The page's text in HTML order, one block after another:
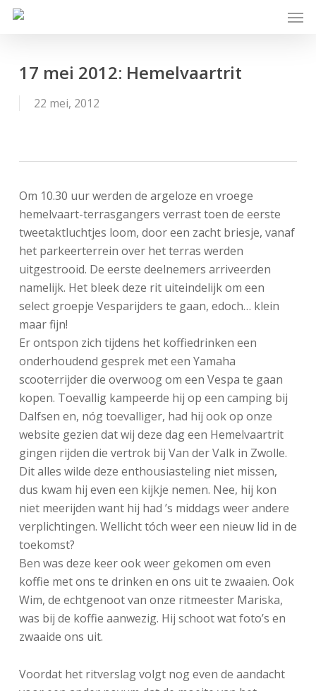
Skip
content17 mei 2012: Hemelvaartrit
22 mei, 2012
Om 10.30 uur werden de argeloze en vroege
hemelvaart-terrasgangers verrast toen de eerste
tweetaktluchtjes loom, door een zacht briesje, vanaf
het parkeerterrein over het terras werden
uitgestrooid. De eerste deelnemers arriveerden
namelijk. Het bleek deze rit uiteindelijk om een
select groepje Vesparijders te gaan, edoch… klein
maar fijn!
Er ontspon zich tijdens het koffiedrinken een
onderhoudend gesprek met een Yamaha
scooterrijder die overwoog om een Vespa te gaan
kopen. Toevallig kampeerde hij op een camping bij
Dalfsen en, nóg toevalliger, had hij ook op onze
website gezien dat wij deze dag een Hemelvaartrit
gingen rijden die vertrok bij Van der Valk in Zwolle.
Dit alles wilde deze enthousiasteling niet missen,
dus kwam hij even een kijkje nemen. Nee, hij kon
niet meerijden want hij had ’s middags weer andere
verplichtingen. Wellicht tóch weer een nieuw lid in de
toekomst?
Ben was deze keer ook weer gekomen om even
koffie met ons te drinken en ons uit te zwaaien. Ook
Wim, de echtgenoot van onze ritmeester Mariska,
was bij de koffie aanwezig. Hij schoot wat foto’s en
zwaaide ons uit.
Voordat het ritverslag volgt nog even de aandacht